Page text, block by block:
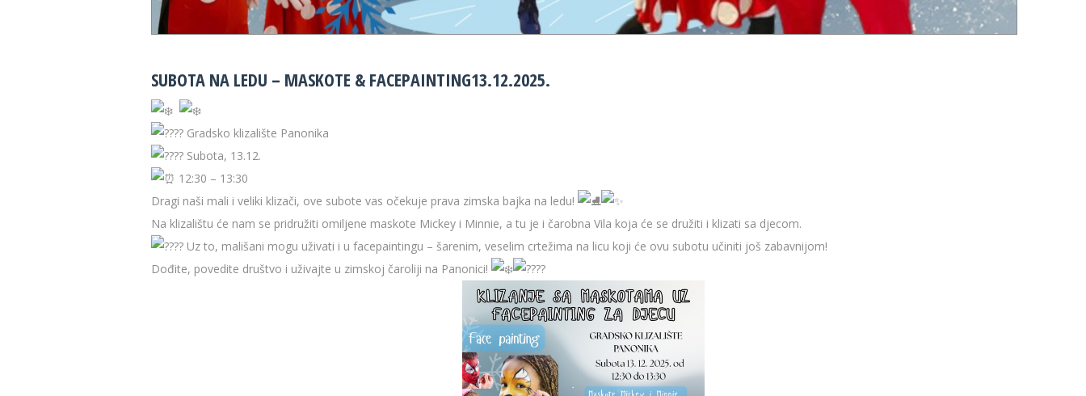
SUBOTA NA LEDU – MASKOTE & FACEPAINTING13.12.2025.
Gradsko klizalište Panonika
Subota, 13.12.
12:30 – 13:30
Dragi naši mali i veliki klizači, ove subote vas očekuje prava zimska bajka na ledu!
Na klizalištu će nam se pridružiti omiljene maskote Mickey i Minnie, a tu je i čarobna Vila koja će se družiti i klizati sa djecom.
Uz to, mališani mogu uživati i u facepaintingu – šarenim, veselim crtežima na licu koji će ovu subotu učiniti još zabavnijom!
Dođite, povedite društvo i uživajte u zimskoj čaroliji na Panonici!